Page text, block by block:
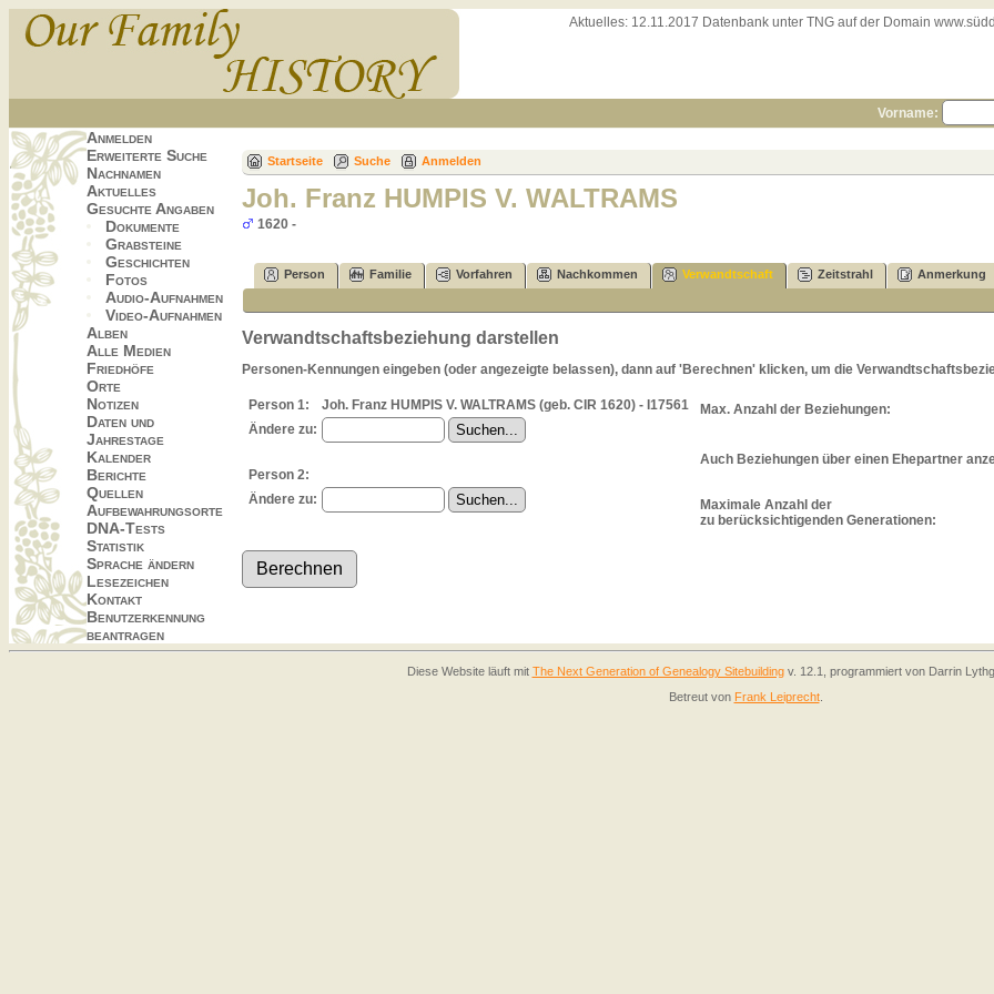
Aktuelles: 12.11.2017 Datenbank unter TNG auf der Domain
Vorname:
Anmelden
Erweiterte Suche
Nachnamen
Aktuelles
Gesuchte Angaben
Dokumente
Grabsteine
Geschichten
Fotos
Audio-Aufnahmen
Video-Aufnahmen
Alben
Alle Medien
Friedhöfe
Orte
Notizen
Daten und
Jahrestage
Kalender
Berichte
Quellen
Aufbewahrungsorte
DNA-Tests
Statistik
Sprache ändern
Lesezeichen
Kontakt
Benutzerkennung
beantragen
Startseite Suche Anmelden
Joh. Franz HUMPIS V. WALTRAMS
1620 -
Person Familie Vorfahren Nachkommen Verwandtschaft Zeitstrahl Anmerkung
Verwandtschaftsbeziehung darstellen
Personen-Kennungen eingeben (oder angezeigte belassen), dann auf 'Berechnen' klicken, um die
Person 1:
Joh. Franz HUMPIS V. WALTRAMS (geb. CIR 1620) - I17561
Ändere zu:
Person 2:
Ändere zu:
Max. Anzahl der Beziehungen:
Auch Beziehungen über einen Ehepartner
Maximale Anzahl der
zu berücksichtigenden Generationen:
Diese Website läuft mit The Next Generation of Genealogy Sitebuildingv. 12.1, programmiert von Darrin
Betreut von Frank Leiprecht.